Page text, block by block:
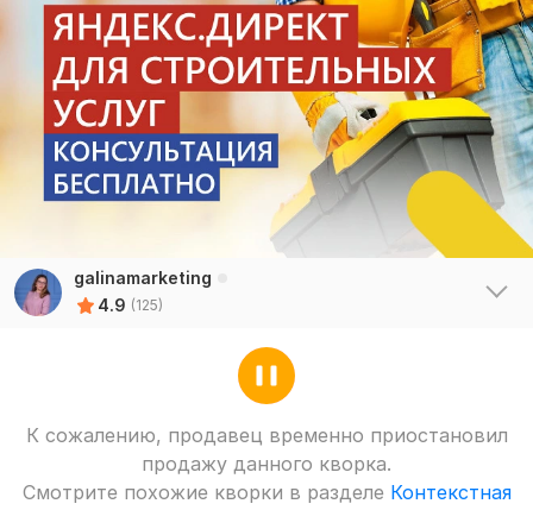
galinamarketing
4.9 (125)
К сожалению, продавец временно приостановил
продажу данного кворка.
Смотрите похожие кворки в разделе Контекстная